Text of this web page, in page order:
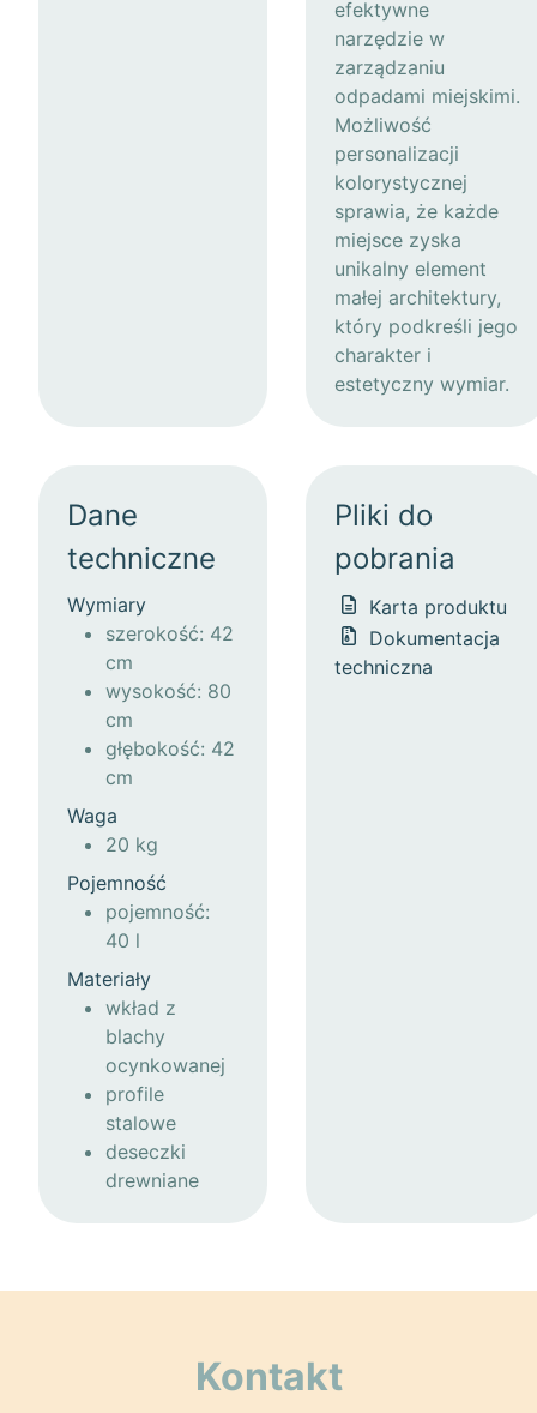
efektywne
narzędzie w
zarządzaniu
odpadami miejskimi.
Możliwość
personalizacji
kolorystycznej
sprawia, że każde
miejsce zyska
unikalny element
małej architektury,
który podkreśli jego
charakter i
estetyczny wymiar.
Dane
techniczne
Wymiary
szerokość: 42
cm
wysokość: 80
cm
głębokość: 42
cm
Waga
20 kg
Pojemność
pojemność:
40 l
Materiały
wkład z
blachy
ocynkowanej
profile
stalowe
deseczki
drewniane
Pliki do
pobrania
Karta produktu
Dokumentacja
techniczna
Kontakt